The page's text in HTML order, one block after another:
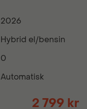
2026
Hybrid el/bensin
0
Automatisk
2 799 kr